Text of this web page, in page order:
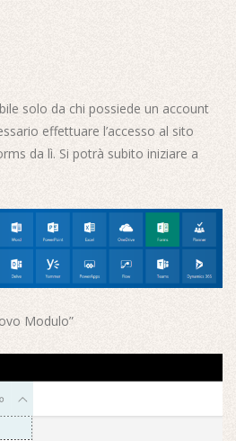
solo da chi possiede un account
effettuare l’accesso al sito
da lì. Si potrà subito iniziare a
Modulo”